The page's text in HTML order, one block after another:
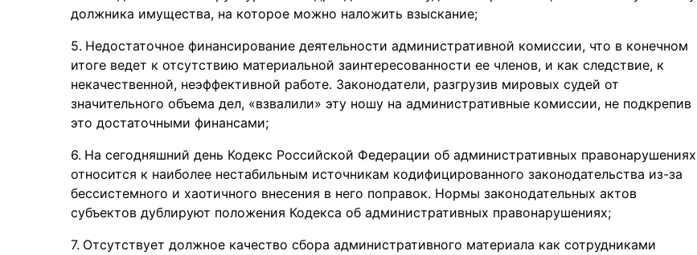
должника имущества, на которое можно наложить взыскание;
Недостаточное финансирование деятельности административной комиссии, что в конечном
итоге ведет к отсутствию материальной заинтересованности ее членов, и как следствие, к
некачественной, неэффективной работе. Законодатели, разгрузив мировых судей от
значительного объема дел, «взвалили» эту ношу на административные комиссии, не подкрепив
это достаточными финансами;
На сегодняшний день Кодекс Российской Федерации об административных правонарушениях
относится к наиболее нестабильным источникам кодифицированного законодательства из-за
бессистемного и хаотичного внесения в него поправок. Нормы законодательных актов
субъектов дублируют положения Кодекса об административных правонарушениях;
Отсутствует должное качество сбора административного материала как сотрудниками